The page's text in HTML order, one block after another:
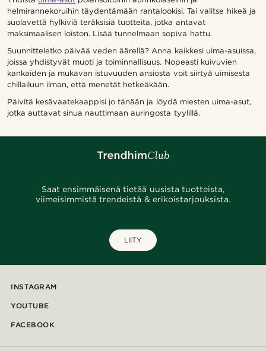
helmirannekoruihin täydentämään rantalookisi. Tai valitse hikeä ja
suolavettä hylkiviä teräksisiä tuotteita, jotka antavat
maksimaalisen loiston. Lisää tunnelmaan sopiva hattu.
Suunnitteletko päivää veden äärellä? Anna kaikkesi uima-asuissa,
joissa yhdistyvät muoti ja toiminnallisuus. Nopeasti kuivuvien
kankaiden ja mukavan istuvuuden ansiosta voit siirtyä uimisesta
chillailuun ilman, että menetät hetkeäkään.
Päivitä kesävaatekaappisi jo tänään ja löydä miesten uima-asut,
jotka auttavat sinua nauttimaan auringosta tyylillä.
Saat ensimmäisenä tietää uusista tuotteista,
viimeisimmistä trendeistä & erikoistarjouksista.
LIITY
INSTAGRAM
YOUTUBE
FACEBOOK